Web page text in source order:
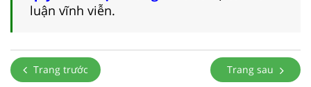
luận vĩnh viễn.
Trang trước Trang sau